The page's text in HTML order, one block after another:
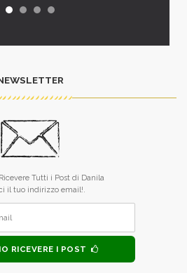
Tutti i Post di Danila
il tuo indirizzo email!.
RICEVERE I POST